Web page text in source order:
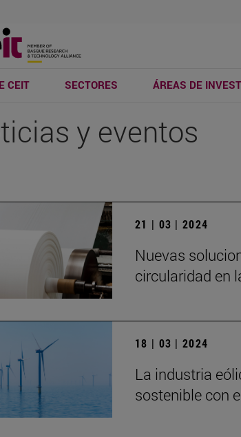
CEIT SECTORES ÁREAS DE
y eventos
21 | 03 | 2024
Nuevas
circularidad en
18 | 03 | 2024
La industria
sostenible con